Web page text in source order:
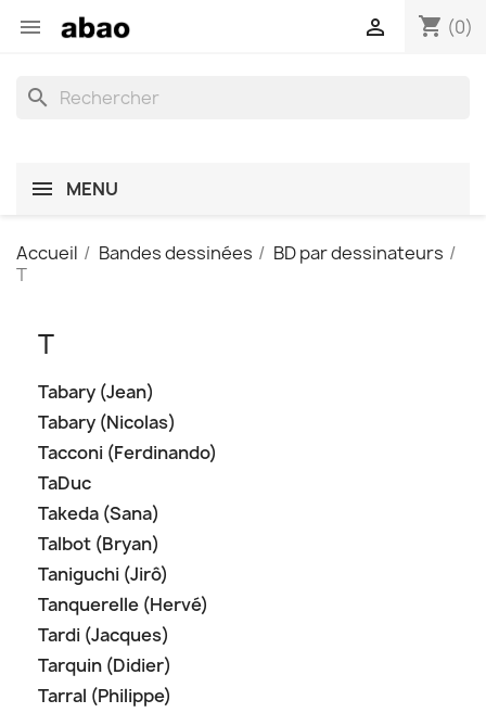
 shopping_cart (0)

search
MENU
Accueil Bandes dessinées
BD par dessinateurs
T
T
Tabary (Jean)
Tabary (Nicolas)
Tacconi (Ferdinando)
TaDuc
Takeda (Sana)
Talbot (Bryan)
Taniguchi (Jirô)
Tanquerelle (Hervé)
Tardi (Jacques)
Tarquin (Didier)
Tarral (Philippe)